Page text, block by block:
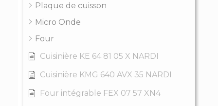
Plaque de cuisson
Micro Onde
Four
Cuisinière KE 64 81 05 X NARDI
Cuisinière KMG 640 AVX 35 NARDI
Four intégrable FEX 07 57 XN4